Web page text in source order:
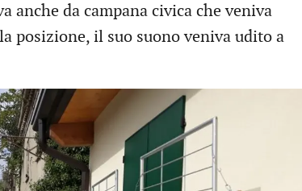
anche da campana civica che veniva
posizione, il suo suono veniva udito a